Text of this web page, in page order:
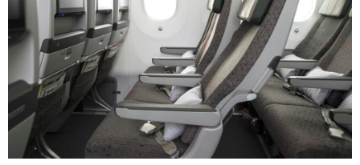
Trip.com) 航空券+ホテル 最大10,000円OFFクーポン
05/05 楽天トラベル) 海外ツアー 最大30,000円OFFクーポン
05/04 HIS) JAL/ANA限定 最大15,000円OFFセール
05/01 HIS) 海外旅行 売切御免タイムセール
05/01 HIS) 海外航空券 2,000円OFFクーポン